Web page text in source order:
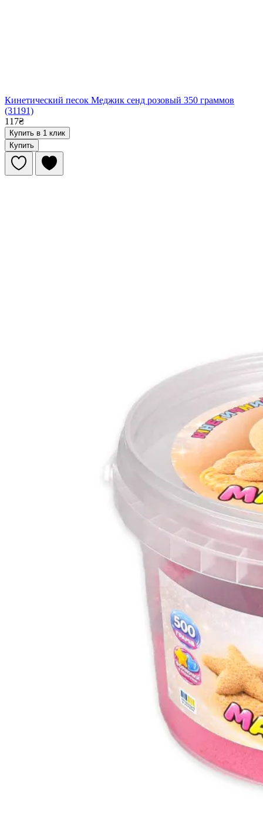
Кинетический песок Меджик сенд розовый 350 граммов
(31191)
117₴
Купить в 1 клик
Купить